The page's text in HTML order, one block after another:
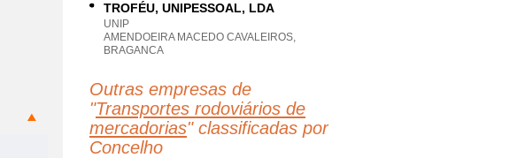
TROFÉU, UNIPESSOAL, LDA
UNIP
AMENDOEIRA MACEDO CAVALEIROS,
BRAGANCA
Outras empresas de
"Transportes rodoviários de
mercadorias" classificadas por
Concelho